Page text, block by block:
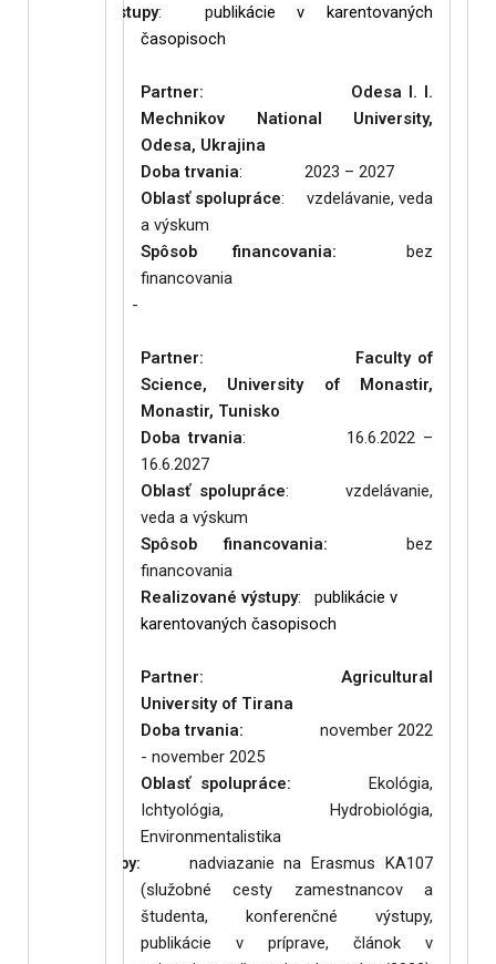
výstupy: publikácie v karentovaných
časopisoch
Partner:
Odesa I. I.
Mechnikov National University,
Odesa, Ukrajina
Doba trvania: 2023 – 2027
Oblasť spolupráce: vzdelávanie, veda
a výskum
Spôsob financovania: bez
financovania
: -
Partner:
Faculty of
Science, University of Monastir,
Monastir, Tunisko
Doba trvania: 16.6.2022 –
16.6.2027
Oblasť spolupráce: vzdelávanie,
veda a výskum
Spôsob financovania: bez
financovania
Realizované výstupy: publikácie v
karentovaných časopisoch
Partner: Agricultural
University of Tirana
Doba trvania: november 2022
- november 2025
Oblasť spolupráce: Ekológia,
Ichtyológia, Hydrobiológia,
Environmentalistika
výstupy: nadviazanie na Erasmus KA107
(služobné cesty zamestnancov a
študenta, konferenčné výstupy,
publikácie v príprave, článok v